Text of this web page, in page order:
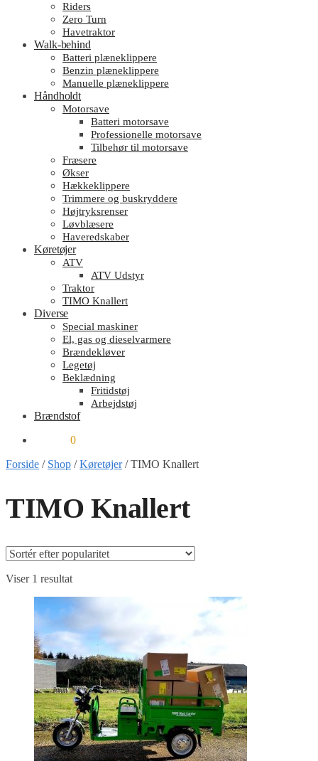
Riders
Zero Turn
Havetraktor
Walk-behind
Batteri plæneklippere
Benzin plæneklippere
Manuelle plæneklippere
Håndholdt
Motorsave
Batteri motorsave
Professionelle motorsave
Tilbehør til motorsave
Fræsere
Økser
Hækkeklippere
Trimmere og buskryddere
Højtryksrenser
Løvblæsere
Haveredskaber
Køretøjer
ATV
ATV Udstyr
Traktor
TIMO Knallert
Diverse
Special maskiner
El, gas og dieselvarmere
Brændekløver
Legetøj
Beklædning
Fritidstøj
Arbejdstøj
Brændstof
0
Forside / Shop /Køretøjer/TIMO Knallert
TIMO Knallert
Viser 1 resultat